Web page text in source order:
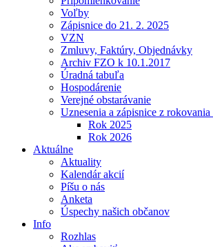
Voľby
Zápisnice do 21. 2. 2025
VZN
Zmluvy, Faktúry, Objednávky
Archiv FZO k 10.1.2017
Úradná tabuľa
Hospodárenie
Verejné obstarávanie
Uznesenia a zápisnice z
Rok 2025
Rok 2026
Aktuálne
Aktuality
Kalendár akcií
Píšu o nás
Anketa
Úspechy našich občanov
Info
Rozhlas